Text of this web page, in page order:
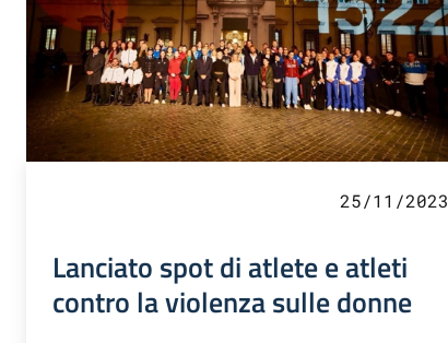
25/11/2023
Lanciato spot di atlete e atleti
contro la violenza sulle donne